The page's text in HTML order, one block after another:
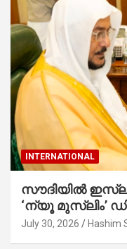
INTERNATIONAL
സൗദിയില്‍
‘ന്യൂ മുസ്ലിം’
ആരംഭിച്ചു
July 30, 2026 Hashim